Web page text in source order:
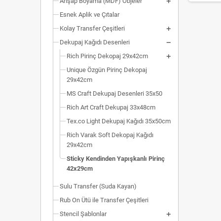
Esnek Aplik ve Çıtalar
Kolay Transfer Çeşitleri
Dekupaj Kağıdı Desenleri
Rich Pirinç Dekopaj 29x42cm
Unique Özgün Pirinç Dekopaj
29x42cm
MS Craft Dekupaj Desenleri 35x50
Rich Art Craft Dekupaj 33x48cm
Tex.co Light Dekupaj Kağıdı 35x50cm
Rich Varak Soft Dekopaj Kağıdı
29x42cm
Sticky Kendinden Yapışkanlı Pirinç
42x29cm
Sulu Transfer (Suda Kayan)
Rub On Ütü ile Transfer Çeşitleri
Stencil Şablonlar